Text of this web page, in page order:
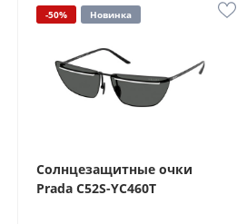
-50% Новинка
Солнцезащитные очки
Prada C52S-YC460T